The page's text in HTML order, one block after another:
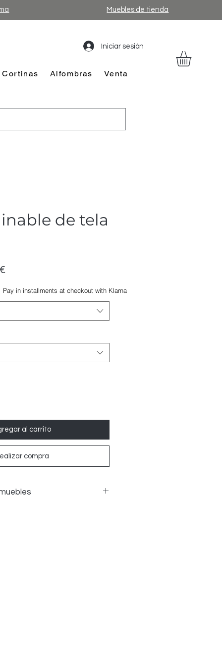
Muebles de tienda
Iniciar sesión
Cortinas Alfombras Venta
de tela
al carrito
compra
Pay in installments at checkout with Klarna